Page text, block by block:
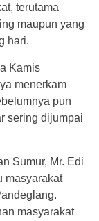
terutama
maupun yang
hari.
Kamis
menerkam
pun
sering dijumpai
Sumur, Mr. Edi
masyarakat
masyarakat